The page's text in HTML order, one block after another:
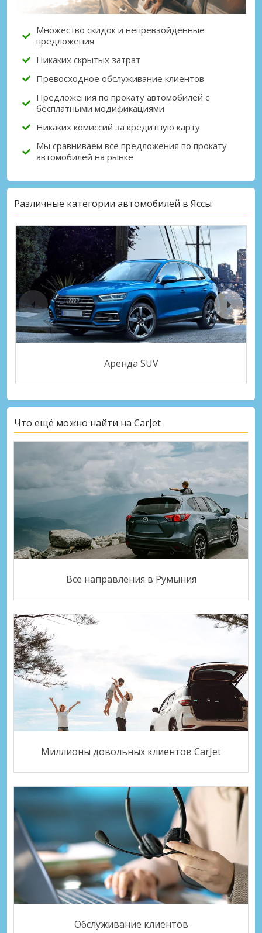
Множество скидок и непревзойденные
предложения
Никаких скрытых затрат
Превосходное обслуживание клиентов
Предложения по прокату автомобилей с
бесплатными модификациями
Никаких комиссий за кредитную карту
Мы сравниваем все предложения по прокату
автомобилей на рынке
Различные категории автомобилей в Яссы
Аренда SUV
Что ещё можно найти на CarJet
Все направления в Румыния
Миллионы довольных клиентов CarJet
Обслуживание клиентов